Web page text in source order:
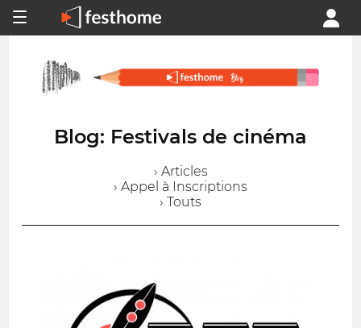
Blog: Festivals de cinéma
› Articles
› Appel à Inscriptions
› Touts